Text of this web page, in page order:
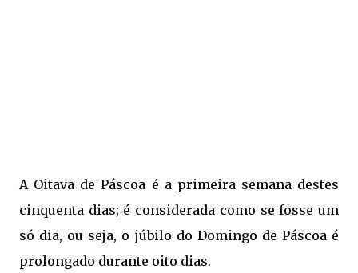
A Oitava de Páscoa é a primeira semana destes
cinquenta dias; é considerada como se fosse um
só dia, ou seja, o júbilo do Domingo de Páscoa é
prolongado durante oito dias.